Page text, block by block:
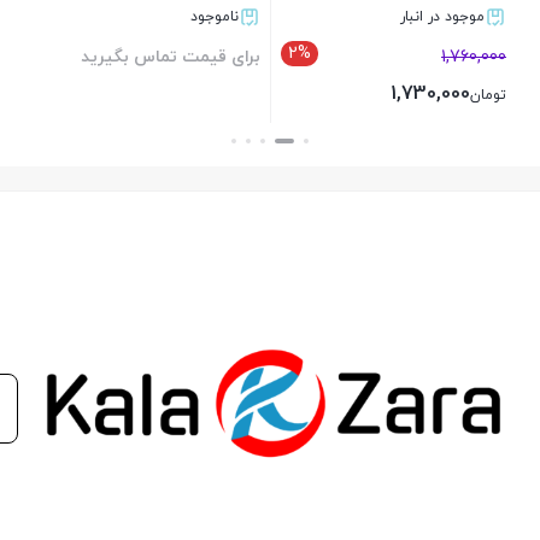
سورن EF7 – سمند EF7
پژو
موجود در انبار
2% 1,760,000
تومان1,730,000
ناموجود
برای قیمت تماس بگیرید